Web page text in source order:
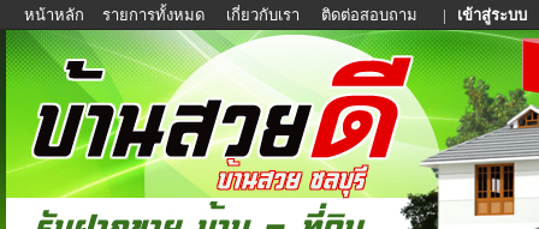
หน้าหลัก รายการทั้งหมด เกี่ยวกับเรา ติดต่อสอบถาม | เข้าสู่ระบบ